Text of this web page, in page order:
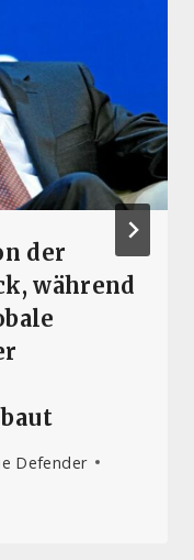
der
während
Defender